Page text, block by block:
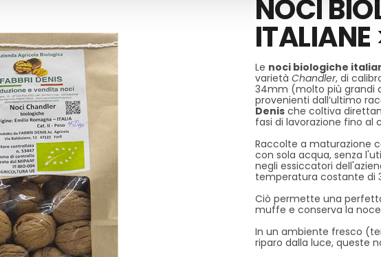
NOCI
Le noci biologiche
varietà Chandler, di
34mm (molto più grandi
provenienti dall’ultimo
Denis che coltiva
fasi di lavorazione fino al
Raccolte a maturazione
con sola acqua, senza
negli essiccatori
temperatura costante di
Ciò permette una
muffe e conserva la
In un ambiente fresco
riparo dalla luce, queste